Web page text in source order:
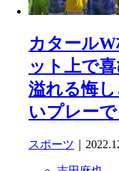
カタール
ット上で
溢れる悔
いプレーで
スポーツ ｜